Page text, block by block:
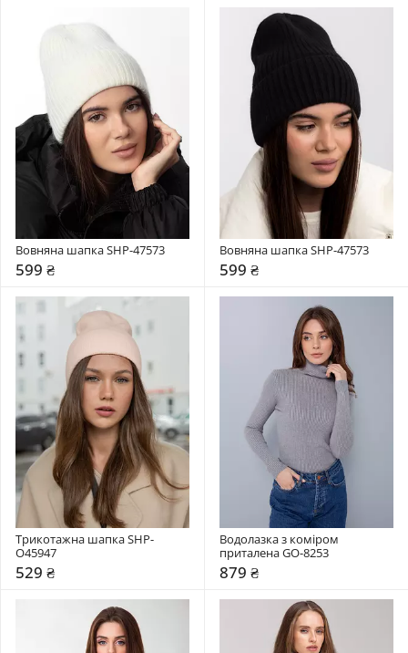
Вовняна шапка SHP-47573
599 ₴
Вовняна шапка SHP-47573
599 ₴
Трикотажна шапка SHP-
О45947
529 ₴
Водолазка з коміром
приталена GO-8253
879 ₴